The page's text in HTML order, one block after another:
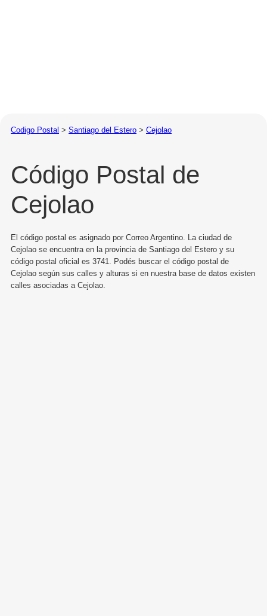
Codigo Postal > Santiago del Estero > Cejolao
Código Postal de
Cejolao
El código postal es asignado por Correo Argentino. La ciudad de
Cejolao se encuentra en la provincia de Santiago del Estero y su
código postal oficial es 3741. Podés buscar el código postal de
Cejolao según sus calles y alturas si en nuestra base de datos existen
calles asociadas a Cejolao.